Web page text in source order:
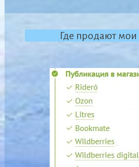
Где продают мои